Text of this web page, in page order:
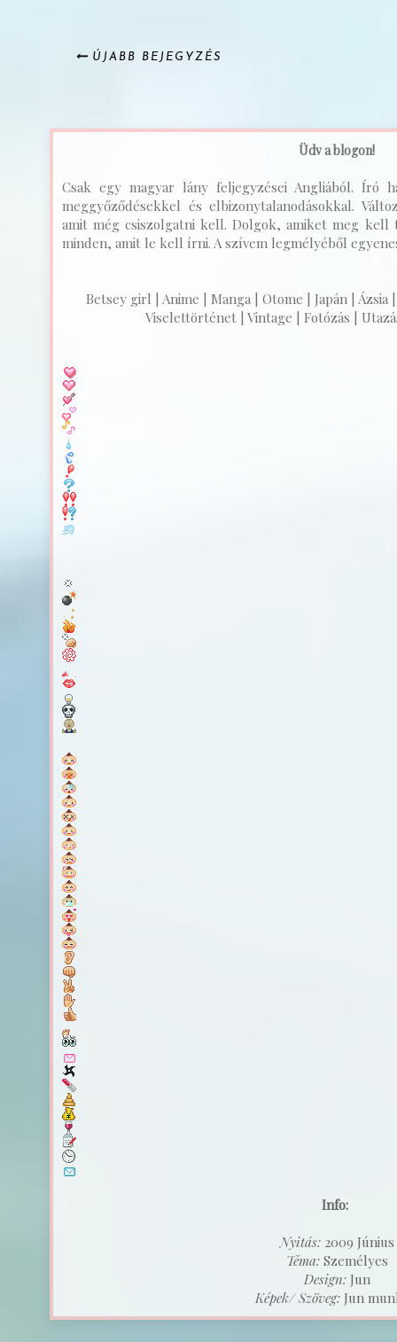
ÚJABB BEJEGYZÉS
Üdv a blogon!
Csak egy magyar lány feljegyzései Angliából. Író
meggyőződésekkel és elbizonytalanodásokkal.
amit még csiszolgatni kell. Dolgok, amiket meg
minden, amit le kell írni. A szívem legmélyéből
Betsey girl | Anime | Manga | Otome | Japán |
Viselettörténet | Vintage | Fotózás |
Info:
Nyitás:2009 Június
Téma:Személyes
Design:Jun
Képek/ Szöveg: Jun